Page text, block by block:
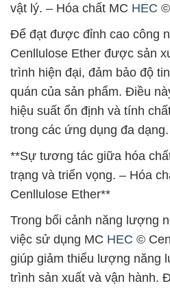
vật lý. – Hóa chất MC HEC
Để đạt được đỉnh cao công
Cenllulose Ether được sản
trình hiện đại, đảm bảo độ
quán của sản phẩm. Điều
hiệu suất ổn định và tính
trong các ứng dụng đa dạng.
**Sự tương tác giữa hóa
trạng và triển vọng. – Hóa
Cenllulose Ether**
Trong bối cảnh năng lượng
việc sử dụng MC HEC ©
giúp giảm thiểu lượng năng
trình sản xuất và vận hành.